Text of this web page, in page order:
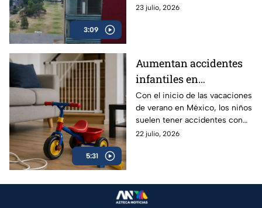
3:09
licenciatura, a fin de aclarar el
23 julio, 2026
5:31
Aumentan accidentes
infantiles en
vacaciones: hasta 84
niños se lesionan cada
hora en México | VIDEO
Con el inicio de las vacaciones
de verano en México, los niños
suelen tener accidentes con
mucha más frecuencia, ¿qué
22 julio, 2026